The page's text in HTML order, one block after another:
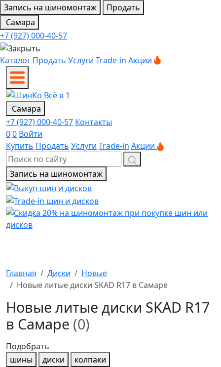
Запись на шиномонтаж
Продать
Самара
+7 (927) 000-40-57
Каталог Продать Услуги Trade-in Акции
Самара
+7 (927) 000-40-57 Контакты
00 Войти
Купить Продать Услуги Trade-in Акции
Запись на шиномонтаж
Главная Диски
Новые
Новые литые диски SKAD R17 в Самаре
Новые литые диски SKAD R17
в Самаре (0)
Подобрать
шины
диски
колпаки